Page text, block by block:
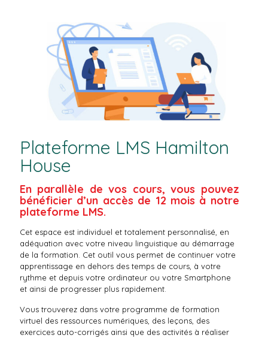
Plateforme LMS Hamilton
House
En parallèle de vos cours, vous pouvez
bénéficier d’un accès de 12 mois à notre
plateforme LMS.
Cet espace est individuel et totalement personnalisé, en
adéquation avec votre niveau linguistique au démarrage
de la formation. Cet outil vous permet de continuer votre
apprentissage en dehors des temps de cours, à votre
rythme et depuis votre ordinateur ou votre Smartphone
et ainsi de progresser plus rapidement.
Vous trouverez dans votre programme de formation
virtuel des ressources numériques, des leçons, des
exercices auto-corrigés ainsi que des activités à réaliser